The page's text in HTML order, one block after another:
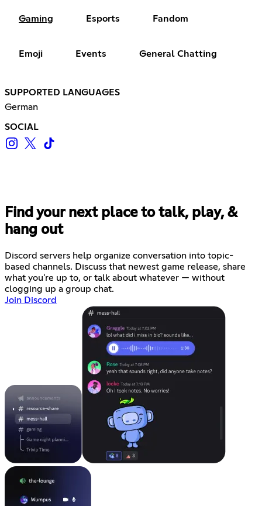
Gaming Esports Fandom
Emoji Events General Chatting
SUPPORTED LANGUAGES
German
SOCIAL
Find your next place to talk, play, &
hang out
Discord servers help organize conversation into topic-
based channels. Discuss that newest game release, share
what you're up to, or talk about whatever — without
clogging up a group chat.
Join Discord